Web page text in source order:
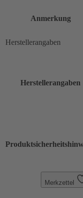
Anmerkung
Herstellerangaben
Herstellerangaben
Merkzettel